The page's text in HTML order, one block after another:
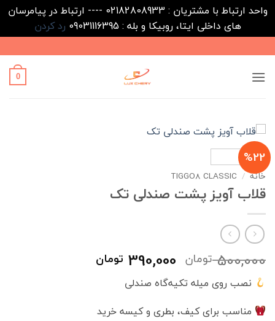
واحد ارتباط با مشتریان : 02182808933 ---- ارتباط در پیامرسان
های داخلی ایتا، روبیکا و بله : 09031116395
رد کردن
to
content
0
%22
خانه /
TIGGO8 CLASSIC
قلاب آویز پشت صندلی تک
500,000 تومان قیمت
اصلی
500,000 تومان
بود.
390,000 تومان
نصب روی میله تکیه‌گاه صندلی
مناسب برای کیف، بطری و کیسه خرید